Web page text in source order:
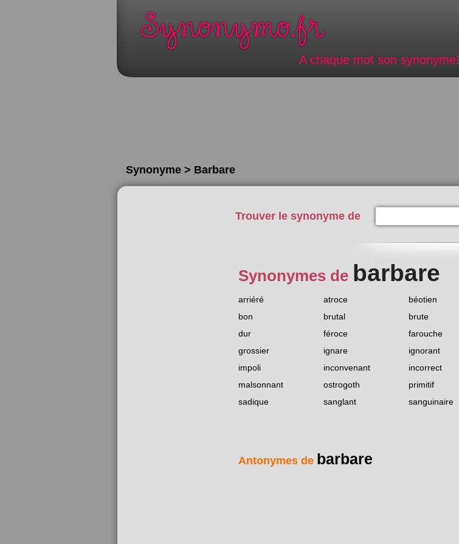
A chaque mot son synonyme!
Synonyme > Barbare
Trouver le synonyme de
Synonymes de barbare
arriéré atroce béotien
bon
brutal brute
dur
féroce farouche
grossier
ignare ignorant
impoli
inconvenant incorrect
malsonnant
ostrogoth primitif
sadique
sanglant sanguinaire
Antonymes de barbare